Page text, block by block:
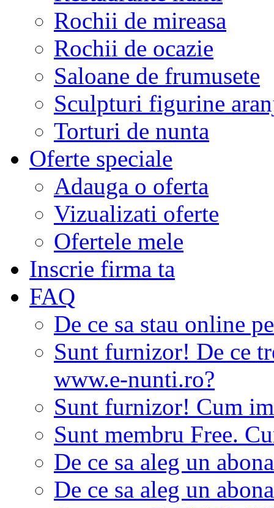
Rochii de mireasa
Rochii de ocazie
Saloane de frumusete
Sculpturi figurine
Torturi de nunta
Oferte speciale
Adauga o oferta
Vizualizati oferte
Ofertele mele
Inscrie firma ta
FAQ
De ce sa stau online
Sunt furnizor! De ce
www.e-nunti.ro?
Sunt furnizor! Cum
Sunt membru Free.
De ce sa aleg un
De ce sa aleg un